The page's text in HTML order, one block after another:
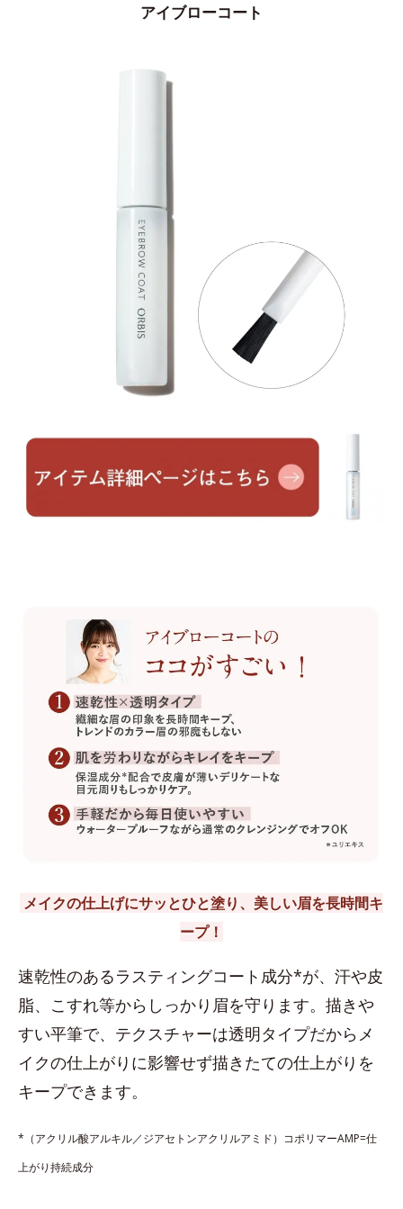
アイブローコート
メイクの仕上げにサッとひと塗り、美しい眉を長時間キ
ープ！
速乾性のあるラスティングコート成分*が、汗や皮
脂、こすれ等からしっかり眉を守ります。描きや
すい平筆で、テクスチャーは透明タイプだからメ
イクの仕上がりに影響せず描きたての仕上がりを
キープできます。
*（アクリル酸アルキル／ジアセトンアクリルアミド）コポリマーAMP=仕
上がり持続成分